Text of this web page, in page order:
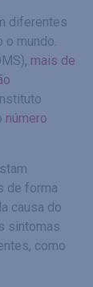
diferentes
o mundo.
mais de
número
de forma
causa do
sintomas
como